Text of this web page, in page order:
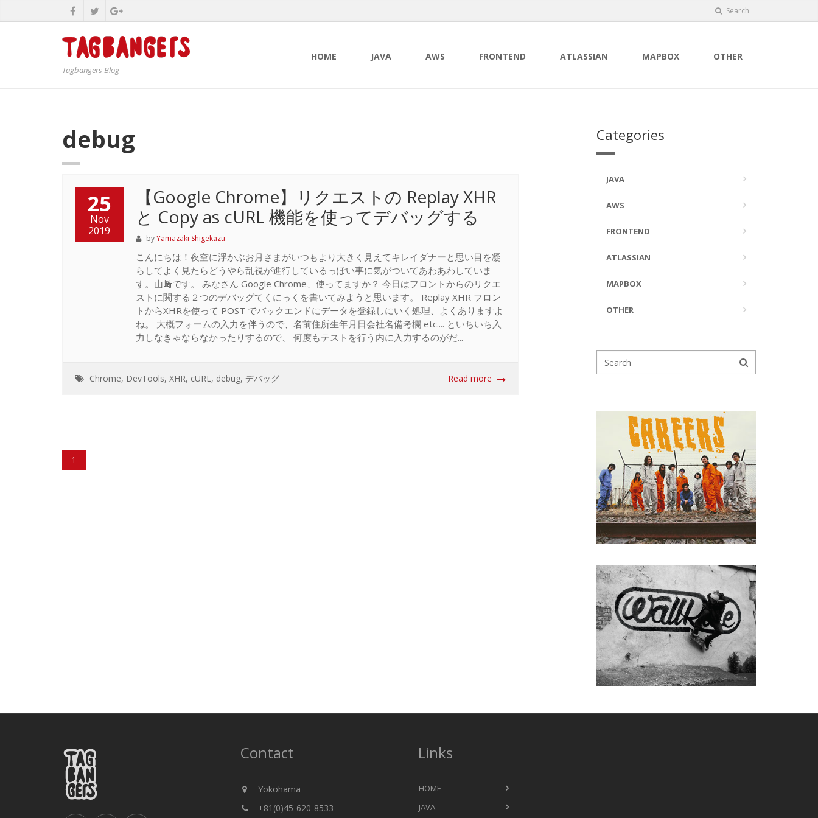
Search
Tagbangers Blog
HOME JAVA AWS FRONTEND ATLASSIAN MAPBOX OTHER
debug
25
Nov
2019
【Google Chrome】リクエストの Replay XHR
と Copy as cURL 機能を使ってデバッグする
byYamazaki Shigekazu
こんにちは！夜空に浮かぶお月さまがいつもより大きく見えてキレイダナーと思い目を凝
らしてよく見たらどうやら乱視が進行しているっぽい事に気がついてあわあわしていま
す。山﨑です。 みなさん Google Chrome、使ってますか？ 今日はフロントからのリクエ
ストに関する２つのデバッグてくにっくを書いてみようと思います。 Replay XHR フロン
トからXHRを使って POST でバックエンドにデータを登録しにいく処理、よくありますよ
ね。 大概フォームの入力を伴うので、名前住所生年月日会社名備考欄 etc.... といちいち入
力しなきゃならなかったりするので、 何度もテストを行う内に入力するのがだ...
Chrome, DevTools, XHR, cURL, debug, デバッグ Read more
1
Categories
JAVA
AWS
FRONTEND
ATLASSIAN
MAPBOX
OTHER
Contact
Yokohama
+81(0)45-620-8533
Links
HOME
JAVA